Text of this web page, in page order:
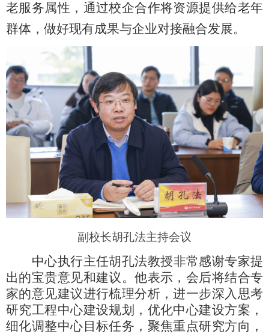
老服务属性，通过校企合作将资源提供给老年
群体，做好现有成果与企业对接融合发展。
副校长胡孔法主持会议
中心执行主任胡孔法教授非常感谢专家提
出的宝贵意见和建议。他表示，会后将结合专
家的意见建议进行梳理分析，进一步深入思考
研究工程中心建设规划，优化中心建设方案，
细化调整中心目标任务，聚焦重点研究方向，